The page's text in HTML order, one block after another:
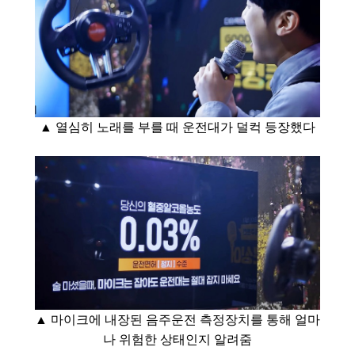
▲ 열심히 노래를 부를 때 운전대가 덜컥 등장했다
▲ 마이크에 내장된 음주운전 측정장치를 통해 얼마
나 위험한 상태인지 알려줌